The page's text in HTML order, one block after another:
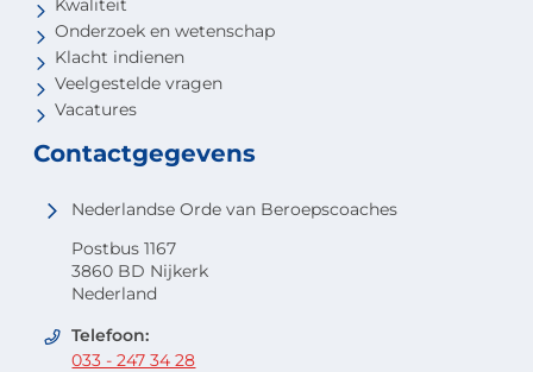
Kwaliteit
Onderzoek en wetenschap
Klacht indienen
Veelgestelde vragen
Vacatures
Contactgegevens
Nederlandse Orde van Beroepscoaches
Postbus 1167
3860 BD Nijkerk
Nederland
Telefoon:
033 - 247 34 28